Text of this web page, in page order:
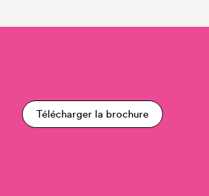
Télécharger la brochure